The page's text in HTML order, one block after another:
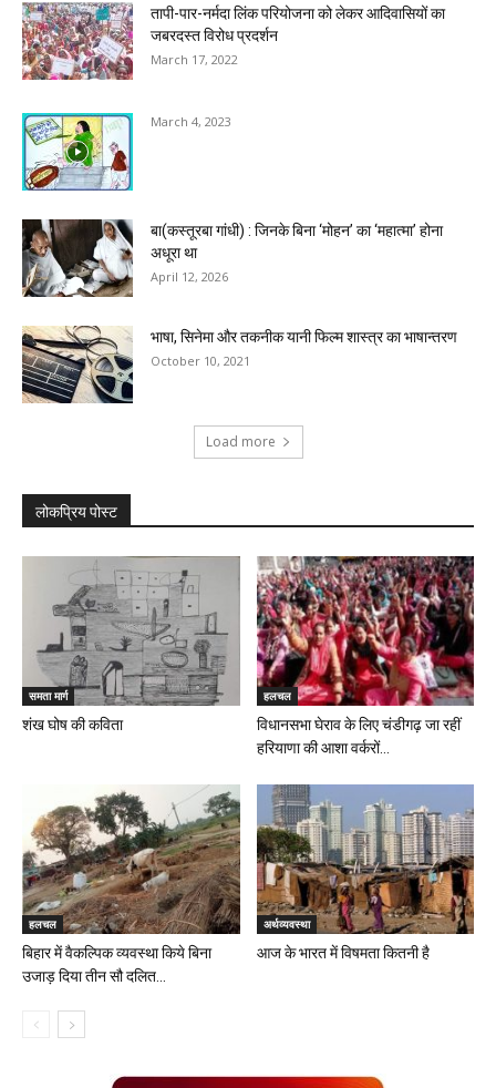
तापी-पार-नर्मदा लिंक परियोजना को लेकर आदिवासियों का
जबरदस्त विरोध प्रदर्शन
March 17, 2022
March 4, 2023
बा(कस्तूरबा गांधी) : जिनके बिना ‘मोहन’ का ‘महात्मा’ होना
अधूरा था
April 12, 2026
भाषा, सिनेमा और तकनीक यानी फिल्म शास्त्र का भाषान्तरण
October 10, 2021
Load more
लोकप्रिय पोस्ट
समता मार्ग
शंख घोष की कविता
हलचल
विधानसभा घेराव के लिए चंडीगढ़ जा रहीं
हरियाणा की आशा वर्करों...
हलचल
बिहार में वैकल्पिक व्यवस्था किये बिना
उजाड़ दिया तीन सौ दलित...
अर्थव्यवस्था
आज के भारत में विषमता कितनी है